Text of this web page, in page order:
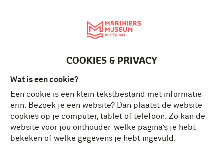
COOKIES & PRIVACY
Wat is een cookie?
Een cookie is een klein tekstbestand met informatie
erin. Bezoek je een website? Dan plaatst de website
cookies op je computer, tablet of telefoon. Zo kan de
website voor jou onthouden welke pagina’s je hebt
bekeken of welke gegevens je hebt ingevuld.